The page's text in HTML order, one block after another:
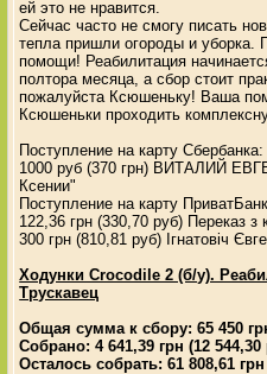
ей это не нравится.
Сейчас часто не смогу писать
тепла пришли огороды и уборка.
помощи! Реабилитация
полтора месяца, а сбор стоит
пожалуйста Ксюшеньку! Ваша
Ксюшеньки проходить
Поступление на карту Сбербанка:
1000 руб (370 грн) ВИТАЛИЙ
Ксении"
Поступление на карту
122,36 грн (330,70 руб) Переказ з
300 грн (810,81 руб) Ігнатовіч
Ходунки Crocodile 2 (б/у).
Трускавец
Общая сумма к сбору: 65 450
Собрано: 4 641,39 грн (12 544,30
Осталось собрать: 61 808,61